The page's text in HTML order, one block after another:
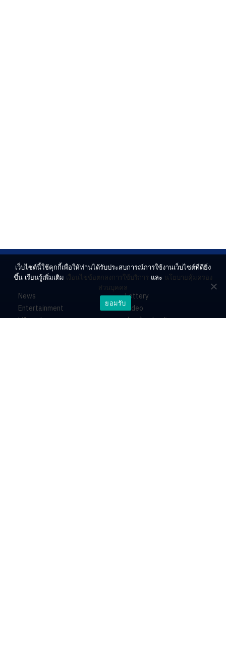
News
Entertainment
Lifestyle
Lottery
Video
ร่วมด้วยช่วยกัน
เว็บไซต์นี้ใช้คุกกี้เพื่อให้ท่านได้รับประสบการณ์การใช้งานเว็บไซต์ที่ดียิ่ง
ขึ้น เรียนรู้เพิ่มเติม เงื่อนไขข้อตกลงการใช้บริการ และ นโยบายคุ้มครอง
ส่วนบุคคล
ยอมรับ